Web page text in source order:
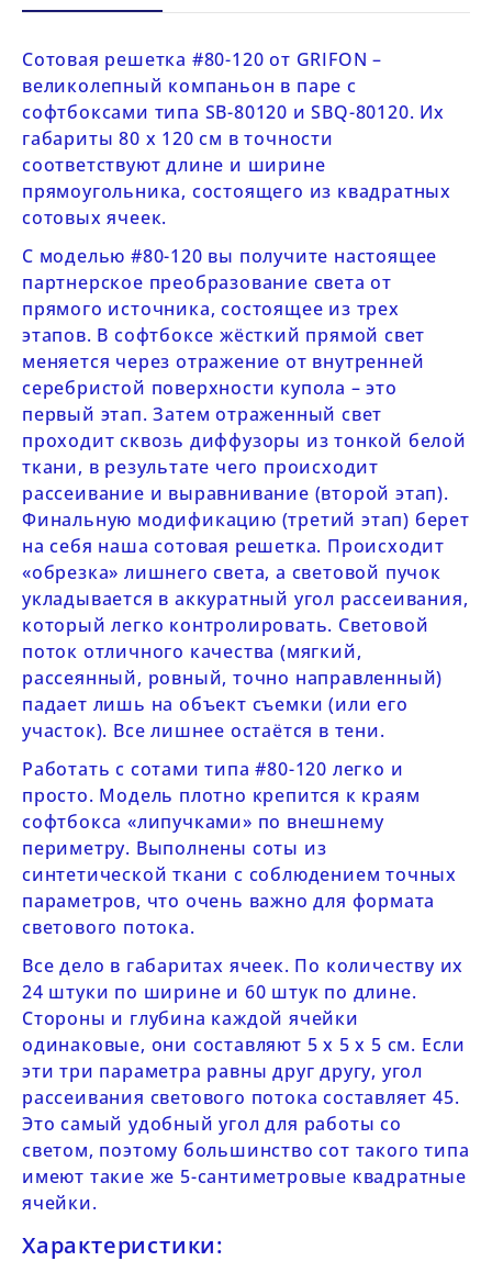
Сотовая решетка #80-120 от GRIFON –
великолепный компаньон в паре с
софтбоксами типа SB-80120 иSBQ-80120. Их
габариты 80 х 120 см в точности
соответствуют длине и ширине
прямоугольника, состоящего из квадратных
сотовых ячеек.
С моделью#80-120 вы получите настоящее
партнерское преобразование света от
прямого источника, состоящее из трех
этапов. В софтбоксе жёсткий прямой свет
меняется через отражение от внутренней
серебристой поверхности купола – это
первый этап. Затем отраженный свет
проходит сквозь диффузоры из тонкой белой
ткани, в результате чего происходит
рассеивание и выравнивание (второй этап).
Финальную модификацию (третий этап) берет
на себя наша сотовая решетка. Происходит
«обрезка» лишнего света, а световой пучок
укладывается в аккуратный угол рассеивания,
который легко контролировать. Световой
поток отличного качества (мягкий,
рассеянный, ровный, точно направленный)
падает лишь на объект съемки (или его
участок). Все лишнее остаётся в тени.
Работать с сотами типа#80-120 легко и
просто. Модель плотно крепится к краям
софтбокса «липучками» по внешнему
периметру. Выполнены соты из
синтетической ткани с соблюдением точных
параметров, что очень важно для формата
светового потока.
Все дело в габаритах ячеек. По количеству их
24 штуки по ширине и 60 штук по длине.
Стороны и глубина каждой ячейки
одинаковые, они составляют 5 х 5 х 5 см. Если
эти три параметра равны друг другу, угол
рассеивания светового потока составляет 45.
Это самый удобный угол для работы со
светом, поэтому большинство сот такого типа
имеют такие же 5-сантиметровые квадратные
ячейки.
Характеристики: